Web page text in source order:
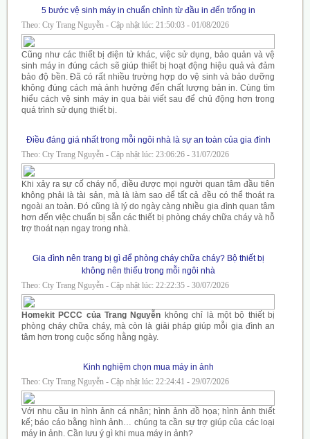
5 bước vệ sinh máy in chuẩn chỉnh từ đầu in đến trống in
Theo: Cty Trang Nguyễn - Cập nhật lúc: 21:50:03 - 01/08/2026
Cũng như các thiết bị điện tử khác, việc sử dụng, bảo quản và vệ
sinh máy in đúng cách sẽ giúp thiết bị hoạt động hiệu quả và đảm
bảo độ bền. Đã có rất nhiều trường hợp do vệ sinh và bảo dưỡng
không đúng cách mà ảnh hưởng đến chất lượng bản in. Cùng tìm
hiểu cách vệ sinh máy in qua bài viết sau để chủ động hơn trong
quá trình sử dụng thiết bị.
Điều đáng giá nhất trong mỗi ngôi nhà là sự an toàn của gia đình
Theo: Cty Trang Nguyễn - Cập nhật lúc: 23:06:26 - 31/07/2026
Khi xảy ra sự cố cháy nổ, điều được mọi người quan tâm đầu tiên
không phải là tài sản, mà là làm sao để tất cả đều có thể thoát ra
ngoài an toàn. Đó cũng là lý do ngày càng nhiều gia đình quan tâm
hơn đến việc chuẩn bị sẵn các thiết bị phòng cháy chữa cháy và hỗ
trợ thoát nạn ngay trong nhà.
Gia đình nên trang bị gì để phòng cháy chữa cháy? Bộ thiết bị
không nên thiếu trong mỗi ngôi nhà
Theo: Cty Trang Nguyễn - Cập nhật lúc: 22:22:35 - 30/07/2026
Homekit PCCC của Trang Nguyễn không chỉ là một bộ thiết bị
phòng cháy chữa cháy, mà còn là giải pháp giúp mỗi gia đình an
tâm hơn trong cuộc sống hằng ngày.
Kinh nghiệm chọn mua máy in ảnh
Theo: Cty Trang Nguyễn - Cập nhật lúc: 22:24:41 - 29/07/2026
Với nhu cầu in hình ảnh cá nhân; hình ảnh đồ họa; hình ảnh thiết
kế; báo cáo bằng hình ảnh… chúng ta cần sự trợ giúp của các loại
máy in ảnh. Cần lưu ý gì khi mua máy in ảnh?